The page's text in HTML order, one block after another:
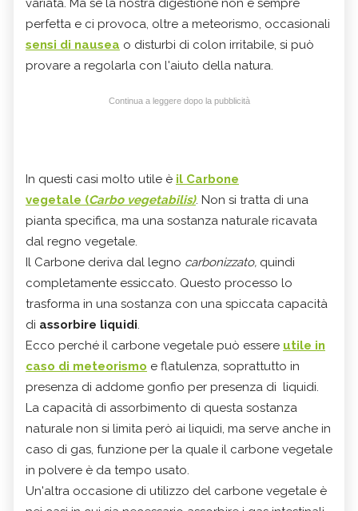
variata. Ma se la nostra digestione non è sempre
perfetta e ci provoca, oltre a meteorismo, occasionali
sensi di nausea o disturbi di colon irritabile, si può
provare a regolarla con l'aiuto della natura.
Continua a leggere dopo la pubblicità
In questi casi molto utile è il Carbone
vegetale (Carbo vegetabilis). Non si tratta di una
pianta specifica, ma una sostanza naturale ricavata
dal regno vegetale.
Il Carbone deriva dal legno carbonizzato, quindi
completamente essiccato. Questo processo lo
trasforma in una sostanza con una spiccata capacità
di assorbire liquidi.
Ecco perché il carbone vegetale può essere utile in
caso di meteorismo e flatulenza, soprattutto in
presenza di addome gonfio per presenza di liquidi.
La capacità di assorbimento di questa sostanza
naturale non si limita però ai liquidi, ma serve anche in
caso di gas, funzione per la quale il carbone vegetale
in polvere è da tempo usato.
Un'altra occasione di utilizzo del carbone vegetale è